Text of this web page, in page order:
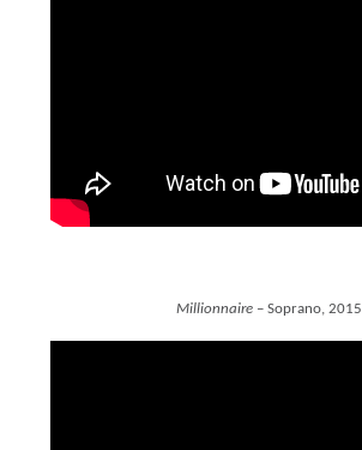
Millionnaire– Soprano, 2015